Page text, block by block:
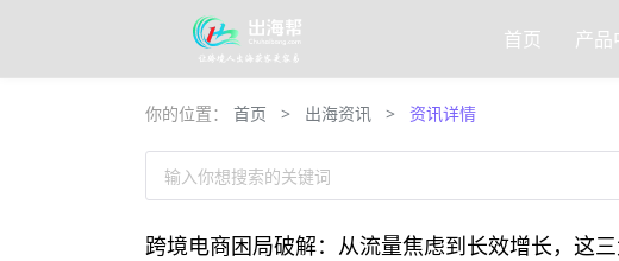
首页 产品
你的位置： 首页 > 出海资讯 > 资讯详情
输入你想搜索的关键词
跨境电商困局破解：从流量焦虑到长效增长，这